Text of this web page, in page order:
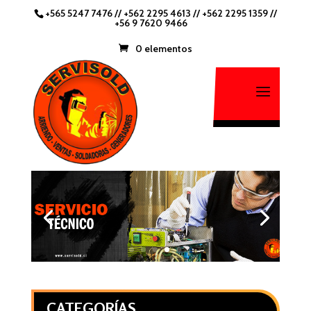
+565 5247 7476// +562 2295 4613 // +562 2295 1359//
+56 9 7620 9466
0 elementos